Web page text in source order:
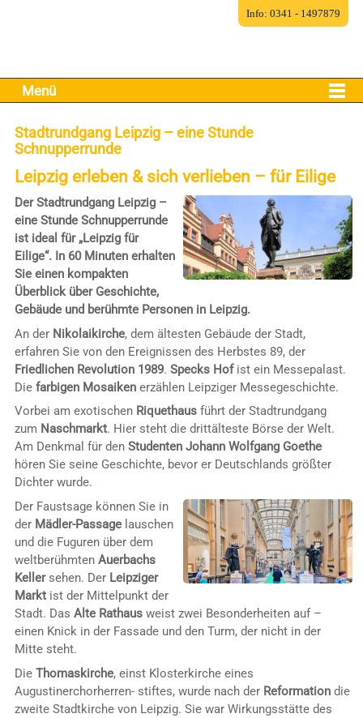
Menü
Stadtrundgang Leipzig – eine Stunde
Schnupperrunde
Leipzig erleben & sich verlieben – für Eilige
Der Stadtrundgang Leipzig –
eine Stunde Schnupperrunde
ist ideal für „Leipzig für
Eilige“. In 60 Minuten erhalten
Sie einen kompakten
Überblick über Geschichte,
Gebäude und berühmte Personen in Leipzig.
An der Nikolaikirche, dem ältesten Gebäude der Stadt,
erfahren Sie von den Ereignissen des Herbstes 89, der
Friedlichen Revolution 1989. Specks Hofist ein Messepalast.
Die farbigen Mosaikenerzählen Leipziger Messegeschichte.
Vorbei am exotischen Riquethausführt der Stadtrundgang
zum Naschmarkt. Hier steht die drittälteste Börse der Welt.
Am Denkmal für den Studenten Johann Wolfgang Goethe
hören Sie seine Geschichte, bevor er Deutschlands größter
Dichter wurde.
Der Faustsage können Sie in
der Mädler-Passagelauschen
und die Fuguren über dem
weltberühmten Auerbachs
Kellersehen. Der Leipziger
Marktist der Mittelpunkt der
Stadt. Das Alte Rathausweist zwei Besonderheiten auf –
einen Knick in der Fassade und den Turm, der nicht in der
Mitte steht.
Die Thomaskirche, einst Klosterkirche eines
Augustinerchorherren- stiftes, wurde nach der Reformationdie
zweite Stadtkirche von Leipzig. Sie war Wirkungsstätte des
Info: 0341 - 1497879